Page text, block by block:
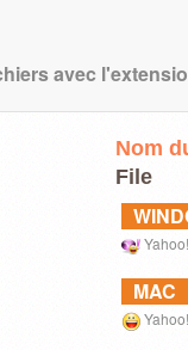
avec
Nom
File
MAC